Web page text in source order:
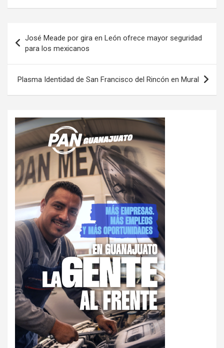
de
entradas
José Meade por gira en León ofrece mayor seguridad
para los mexicanos
Plasma Identidad de San Francisco del Rincón en Mural